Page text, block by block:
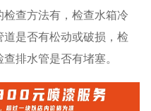
查方法有，检查水箱冷
是否有松动或破损，检
排水管是否有堵塞。